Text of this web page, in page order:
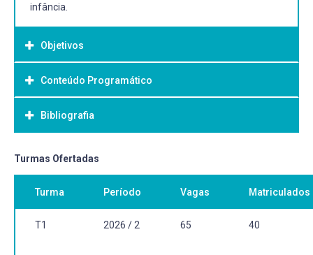
infância.
Objetivos
Objetivo Geral:
Compreender a importância do corpo e do movimento na
educação infantil. Analisar as contribuições dos estudos
Física na Educação Infantil. Contextualizar as
crianças pequenas.
Conteúdo Programático
Bibliografia
Bibliografia Básica:
ANDRADE FILHO, Nelson Figueiredo de. Ensino da
Educação Física na educação infantil. Vitória: Universidade
Federal do Espírito Santo, 2011.
FREIRE, João Batista. Educação de corpo inteiro: São
Turmas Ofertadas
Turma Período Vagas Matriculados
T1 2026 / 2 65 40